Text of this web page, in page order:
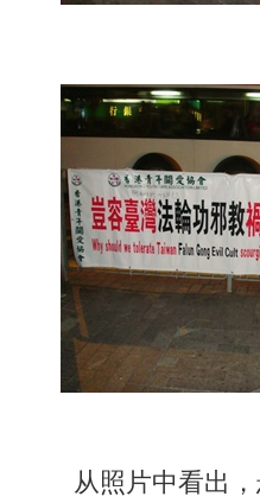
从照片中看出，